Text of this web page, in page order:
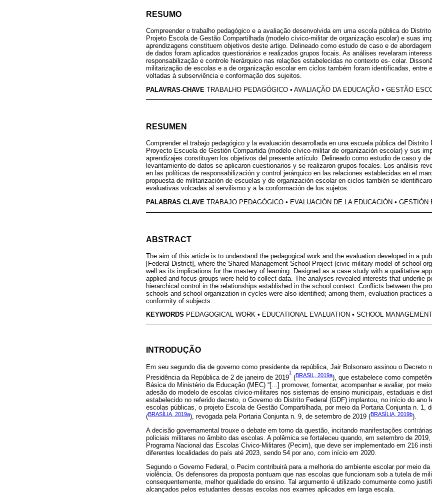
RESUMO
Compreender o trabalho pedagógico e a avaliação desenvolvida em uma escola pública do
Projeto Escola de Gestão Compartilhada (modelo cívico-militar de organização escolar) e suas
aprendizagens constituem objetivos deste artigo. Delineado como estudo de caso e de
de dados foram aplicados questionários e realizados grupos focais. As análises revelaram
responsabilização e controle hierárquico nas relações estabelecidas no contexto es- colar.
militarização de escolas e a de organização escolar em ciclos também foram identificadas, entre
voltadas à subserviência e conformação dos sujeitos.
PALAVRAS-CHAVE TRABALHO PEDAGÓGICO • AVALIAÇÃO DA EDUCAÇÃO • GESTÃO
RESUMEN
Comprender el trabajo pedagógico y la evaluación desarrollada en una escuela pública del Distrito
Proyecto Escuela de Gestión Compartida (modelo cívico-militar de organización escolar) y sus
aprendizajes constituyen los objetivos del presente artículo. Delineado como estudio de caso y de
levantamiento de datos se aplicaron cuestionarios y se realizaron grupos focales. Los análisis
en las políticas de responsabilización y control jerárquico en las relaciones establecidas en el
propuesta de militarización de escuelas y de organización escolar en ciclos también se
evaluativas volcadas al servilismo y a la conformación de los sujetos.
PALABRAS CLAVE TRABAJO PEDAGÓGICO • EVALUACIÓN DE LA EDUCACIÓN • GESTIÓN
ABSTRACT
The aim of this article is to understand the pedagogical work and the evaluation developed in a
[Federal District], where the Shared Management School Project (civic-military model of school
well as its implications for the mastery of learning. Designed as a case study with a qualitative
applied and focus groups were held to collect data. The analyses revealed interests that underlie
hierarchical control in the relationships established in the school context. Conflicts between the
schools and school organization in cycles were also identified; among them, evaluation practices
conformity of subjects.
KEYWORDS PEDAGOGICAL WORK • EDUCATIONAL EVALUATION • SCHOOL
INTRODUÇÃO
Em seu segundo dia de governo como presidente da república, Jair Bolsonaro assinou o Decreto
Presidência da República de 2 de janeiro de 2019
1
(BRASIL, 2019a), que estabelece como
Básica do Ministério da Educação (MEC) “[...] promover, fomentar, acompanhar e avaliar, por
adesão do modelo de escolas cívico-militares nos sistemas de ensino municipais, estaduais e
estabelecido no referido decreto, o Governo do Distrito Federal (GDF) implantou, no início do ano
escolas públicas, o projeto Escola de Gestão Compartilhada, por meio da Portaria Conjunta n. 1,
(BRASÍLIA, 2019a), revogada pela Portaria Conjunta n. 9, de setembro de 2019 (BRASÍLIA, 2019b).
A decisão governamental trouxe o debate em torno da questão, incitando manifestações
policiais militares no âmbito das escolas. A polêmica se fortaleceu quando, em setembro de
Programa Nacional das Escolas Cívico-Militares (Pecim), que deve ser implementado em 216
diferentes localidades do país até 2023, sendo 54 por ano, com início em 2020.
Segundo o Governo Federal, o Pecim contribuirá para a melhoria do ambiente escolar por meio
violência. Os defensores da proposta pontuam que nas escolas que funcionam sob a tutela de
consequentemente, melhor qualidade do ensino. Tal argumento é utilizado comumente como
alcançados pelos estudantes dessas escolas nos exames aplicados em larga escala.